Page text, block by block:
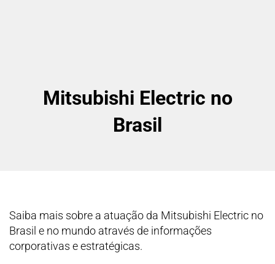
Mitsubishi Electric no
Brasil
Saiba mais sobre a atuação da Mitsubishi Electric no
Brasil e no mundo através de informações
corporativas e estratégicas.